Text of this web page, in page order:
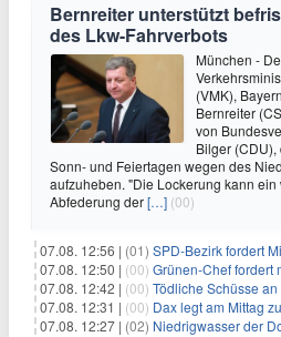
Bernreiter unterstützt
des Lkw-Fahrverbots
München -
(VMK),
Bernreiter
von
Bilger
Sonn- und Feiertagen wegen des
aufzuheben. "Die Lockerung kann
Abfederung der[…] (00)
07.08. 12:56 | (01) SPD-Bezirk fordert
07.08. 12:50 | (00) Grünen-Chef fordert
07.08. 12:42 | (00) Tödliche Schüsse
07.08. 12:31 | (00) Dax legt am Mittag
07.08. 12:27 | (02) Niedrigwasser der